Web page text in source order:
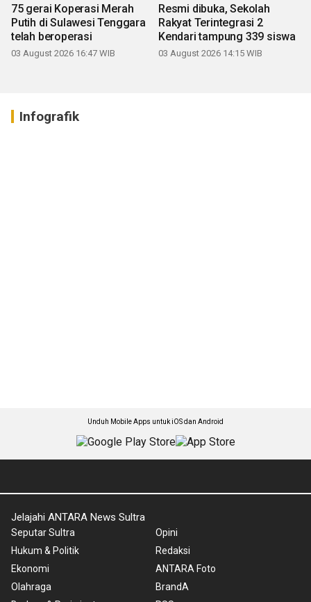
75 gerai Koperasi Merah
Putih di Sulawesi Tenggara
telah beroperasi
03 August 2026 16:47 WIB
Resmi dibuka, Sekolah
Rakyat Terintegrasi 2
Kendari tampung 339 siswa
03 August 2026 14:15 WIB
Infografik
Unduh Mobile Apps untuk iOS dan Android
Jelajahi ANTARA News Sultra
Seputar Sultra
Hukum & Politik
Ekonomi
Olahraga
Opini
Redaksi
ANTARA Foto
BrandA